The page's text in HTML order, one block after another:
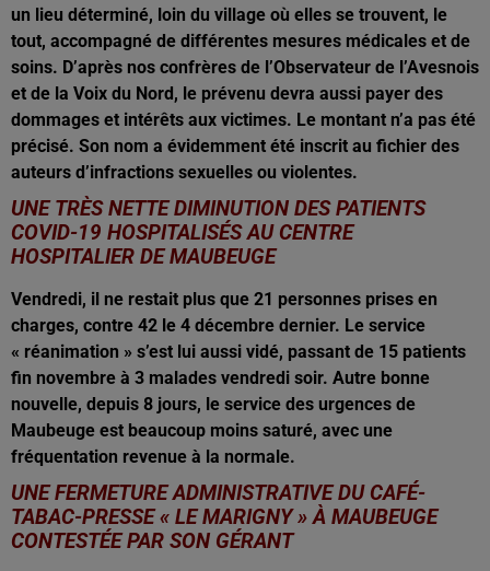
un lieu déterminé, loin du village où elles se trouvent, le
tout, accompagné de différentes mesures médicales et de
soins. D’après nos confrères de l’Observateur de l’Avesnois
et de la Voix du Nord, le prévenu devra aussi payer des
dommages et intérêts aux victimes. Le montant n’a pas été
précisé. Son nom a évidemment été inscrit au fichier des
auteurs d’infractions sexuelles ou violentes.
UNE TRÈS NETTE DIMINUTION DES PATIENTS
COVID-19 HOSPITALISÉS AU CENTRE
HOSPITALIER DE MAUBEUGE
Vendredi, il ne restait plus que 21 personnes prises en
charges, contre 42 le 4 décembre dernier. Le service
« réanimation » s’est lui aussi vidé, passant de 15 patients
fin novembre à 3 malades vendredi soir. Autre bonne
nouvelle, depuis 8 jours, le service des urgences de
Maubeuge est beaucoup moins saturé, avec une
fréquentation revenue à la normale.
UNE FERMETURE ADMINISTRATIVE DU CAFÉ-
TABAC-PRESSE « LE MARIGNY » À MAUBEUGE
CONTESTÉE PAR SON GÉRANT